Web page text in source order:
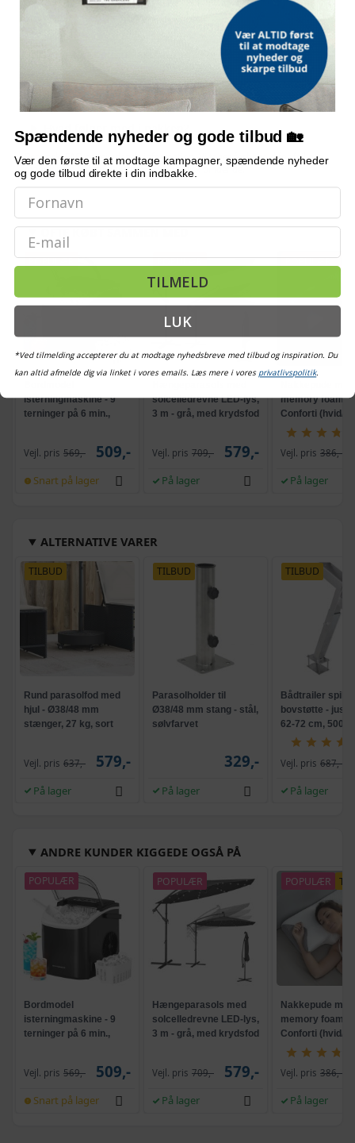
Hvad er længden på støtterørene?
Hvad følger med i pakken?
Bemærk: FAQ er vejledende information. Vi tager forbehold for fejl og
mangler, og oplysningerne er ikke juridisk bindende.
OFTE KØBT SAMMEN MED
POPULÆR
isterningmaskine - 9
terninger på 6 min.,
Vejl. pris 569,- 509,-
Snart på lager
POPULÆR
solcelledrevne LED-lys,
3 m - grå, med krydsfod
Vejl. pris 709,- 579,-
På lager
POPULÆR
memory foam -
Conforti (hvid/
Vejl. pris 386,-
På lager
ALTERNATIVE VARER
TILBUD
Rund parasolfod med
hjul - Ø38/48 mm
stænger, 27 kg, sort
Vejl. pris 637,- 579,-
På lager
TILBUD
Parasolholder til
Ø38/48 mm stang - stål,
sølvfarvet
329,-
På lager
TILBUD
Bådtrailer spil-
bovstøtte -
62-72 cm, 500-
Vejl. pris 687,-
På lager
ANDRE KUNDER KIGGEDE OGSÅ PÅ
POPULÆR
Bordmodel
isterningmaskine - 9
terninger på 6 min.,
Vejl. pris 569,- 509,-
Snart på lager
POPULÆR
Hængeparasols med
solcelledrevne LED-lys,
3 m - grå, med krydsfod
Vejl. pris 709,- 579,-
På lager
POPULÆR
Nakkepude med
memory foam -
Conforti (hvid/
Vejl. pris 386,-
På lager
Spændende nyheder og gode tilbud 🏡
Vær den første til at modtage kampagner, spændende nyheder
og gode tilbud direkte i din indbakke.
Email
TILMELD
LUK
*Ved tilmelding accepterer du at modtage nyhedsbreve med tilbud og inspiration. Du
kan altid afmelde dig via linket i vores emails. Læs mere i vores privatlivspolitik.